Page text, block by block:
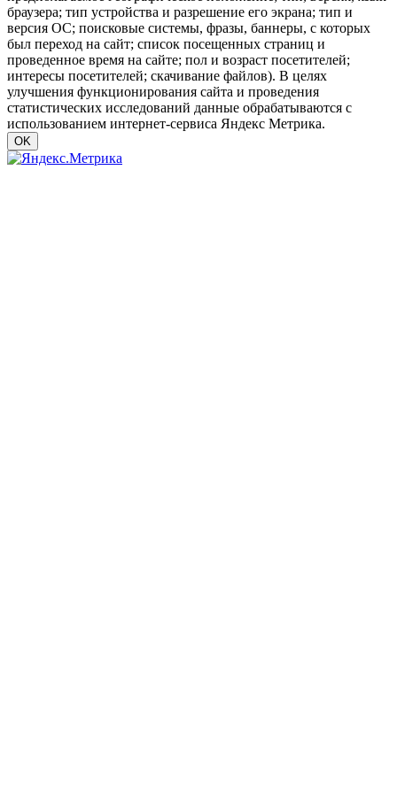
браузера; тип устройства и разрешение его экрана; тип и
версия ОС; поисковые системы, фразы, баннеры, с которых
был переход на сайт; список посещенных страниц и
проведенное время на сайте; пол и возраст посетителей;
интересы посетителей; скачивание файлов). В целях
улучшения функционирования сайта и проведения
статистических исследований данные обрабатываются с
использованием интернет-сервиса Яндекс Метрика.
OK